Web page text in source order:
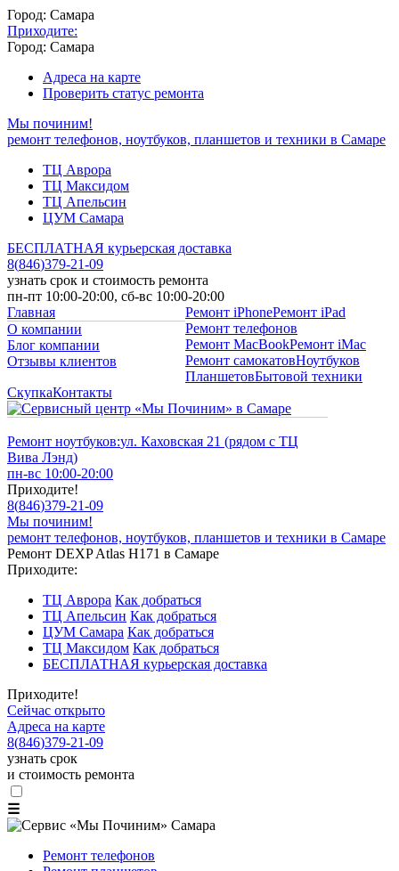
Город: Самара
Приходите:
Город: Самара
Адреса на карте
Проверить статус ремонта
Мы починим!
ремонт телефонов, ноутбуков, планшетов и техники в Самаре
ТЦ Аврора
ТЦ Максидом
ТЦ Апельсин
ЦУМ Самара
БЕСПЛАТНАЯ курьерская доставка
8(846)379-21-09
узнать срок и стоимость ремонта
пн-пт 10:00-20:00, сб-вс 10:00-20:00
Главная
О компании
Блог компании
Отзывы клиентов
Ремонт iPhoneРемонт iPad
Ремонт телефонов
Ремонт MacBookРемонт iMac
Ремонт самокатовНоутбуков
ПланшетовБытовой техники
СкупкаКонтакты
Ремонт ноутбуков:ул. Каховская 21 (рядом с ТЦ
Вива Лэнд)
пн-вс 10:00-20:00
Приходите!
8(846)379-21-09
Мы починим!
ремонт телефонов, ноутбуков, планшетов и техники в Самаре
Ремонт DEXP Atlas H171 в Самаре
Приходите:
ТЦ Аврора Как добраться
ТЦ Апельсин Как добраться
ЦУМ Самара Как добраться
ТЦ Максидом Как добраться
БЕСПЛАТНАЯ курьерская доставка
Приходите!
Сейчас открыто
Адреса на карте
8(846)379-21-09
узнать срок
и стоимость ремонта
☰
Ремонт телефонов